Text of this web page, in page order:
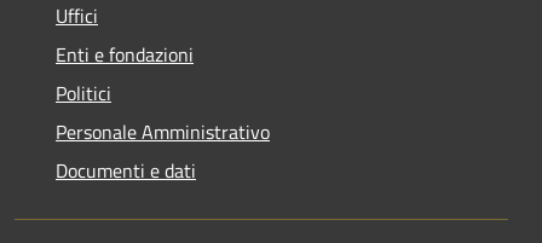
Uffici
Enti e fondazioni
Politici
Personale Amministrativo
Documenti e dati